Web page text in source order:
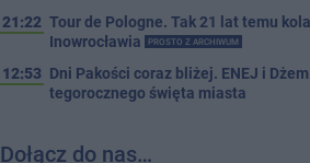
21:22 Tour de Pologne. Tak 21 lat temu
Inowrocławia
PROSTO Z ARCHIWUM
12:53 Dni Pakości coraz bliżej. ENEJ i
tegorocznego święta miasta
Dołącz do nas…